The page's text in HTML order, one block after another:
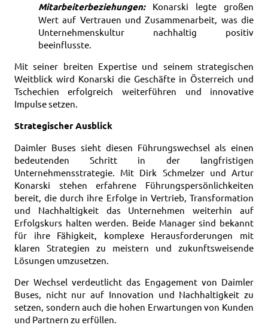
Mitarbeiterbeziehungen:Konarski legte großen
Wert auf Vertrauen und Zusammenarbeit, was die
Unternehmenskultur nachhaltig positiv
beeinflusste.
Mit seiner breiten Expertise und seinem strategischen
Weitblick wird Konarski die Geschäfte in Österreich und
Tschechien erfolgreich weiterführen und innovative
Impulse setzen.
Strategischer Ausblick
Daimler Buses sieht diesen Führungswechsel als einen
bedeutenden Schritt in der langfristigen
Unternehmensstrategie. Mit Dirk Schmelzer und Artur
Konarski stehen erfahrene Führungspersönlichkeiten
bereit, die durch ihre Erfolge in Vertrieb, Transformation
und Nachhaltigkeit das Unternehmen weiterhin auf
Erfolgskurs halten werden. Beide Manager sind bekannt
für ihre Fähigkeit, komplexe Herausforderungen mit
klaren Strategien zu meistern und zukunftsweisende
Lösungen umzusetzen.
Der Wechsel verdeutlicht das Engagement von Daimler
Buses, nicht nur auf Innovation und Nachhaltigkeit zu
setzen, sondern auch die hohen Erwartungen von Kunden
und Partnern zu erfüllen.